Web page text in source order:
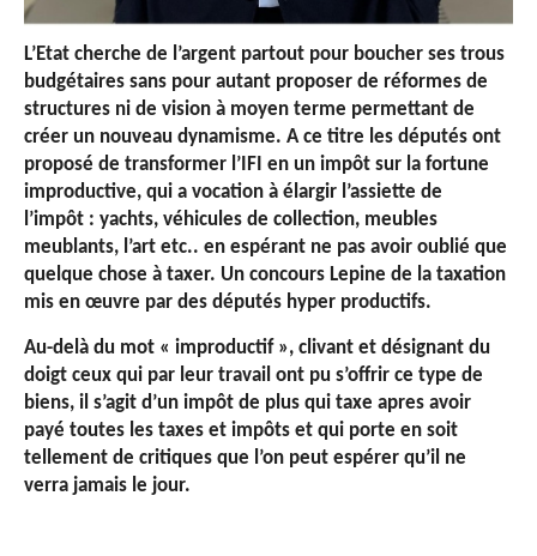
L’Etat cherche de l’argent partout pour boucher ses trous
budgétaires sans pour autant proposer de réformes de
structures ni de vision à moyen terme permettant de
créer un nouveau dynamisme. A ce titre les députés ont
proposé de transformer l’IFI en un impôt sur la fortune
improductive, qui a vocation à élargir l’assiette de
l’impôt : yachts, véhicules de collection, meubles
meublants, l’art etc.. en espérant ne pas avoir oublié que
quelque chose à taxer. Un concours Lepine de la taxation
mis en œuvre par des députés hyper productifs.
Au-delà du mot « improductif », clivant et désignant du
doigt ceux qui par leur travail ont pu s’offrir ce type de
biens, il s’agit d’un impôt de plus qui taxe apres avoir
payé toutes les taxes et impôts et qui porte en soit
tellement de critiques que l’on peut espérer qu’il ne
verra jamais le jour.